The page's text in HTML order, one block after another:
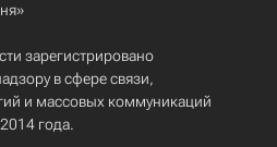
зарегистрировано
в сфере связи,
и массовых коммуникаций
года.